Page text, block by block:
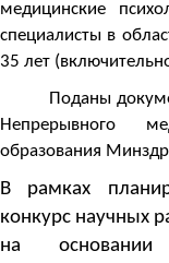
медицинские
специалисты в
35 лет
Поданы
Непрерывного
образования
В рамках
конкурс научных
на основании